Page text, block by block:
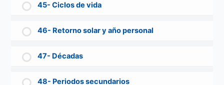
45- Ciclos de vida
46- Retorno solar y año personal
47- Décadas
48- Periodos secundarios